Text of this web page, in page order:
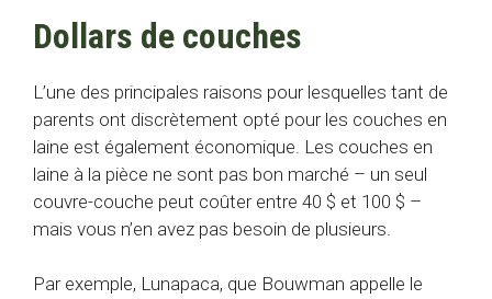
Dollars de couches
L’une des principales raisons pour lesquelles tant de
parents ont discrètement opté pour les couches en
laine est également économique. Les couches en
laine à la pièce ne sont pas bon marché – un seul
couvre-couche peut coûter entre 40 $ et 100 $ –
mais vous n’en avez pas besoin de plusieurs.
Par exemple, Lunapaca, que Bouwman appelle le